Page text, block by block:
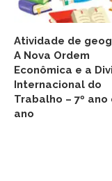
Atividade de
A Nova Ordem
Econômica e a
Internacional do
Trabalho – 7º ano
ano